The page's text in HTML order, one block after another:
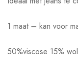
1 maat – kan voor
50%viscose 15%